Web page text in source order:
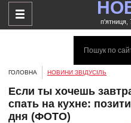
п'ятниця,
ГОЛОВНА НОВИНИ ЗВІДУСІЛЬ
Если ты хочешь
спать на кухне:
дня (ФОТО)